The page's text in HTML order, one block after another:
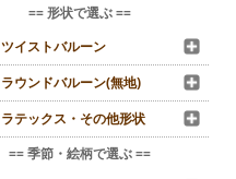
== 形状で選ぶ ==
ツイストバルーン
ラウンドバルーン(無地)
ラテックス・その他形状
== 季節・絵柄で選ぶ ==